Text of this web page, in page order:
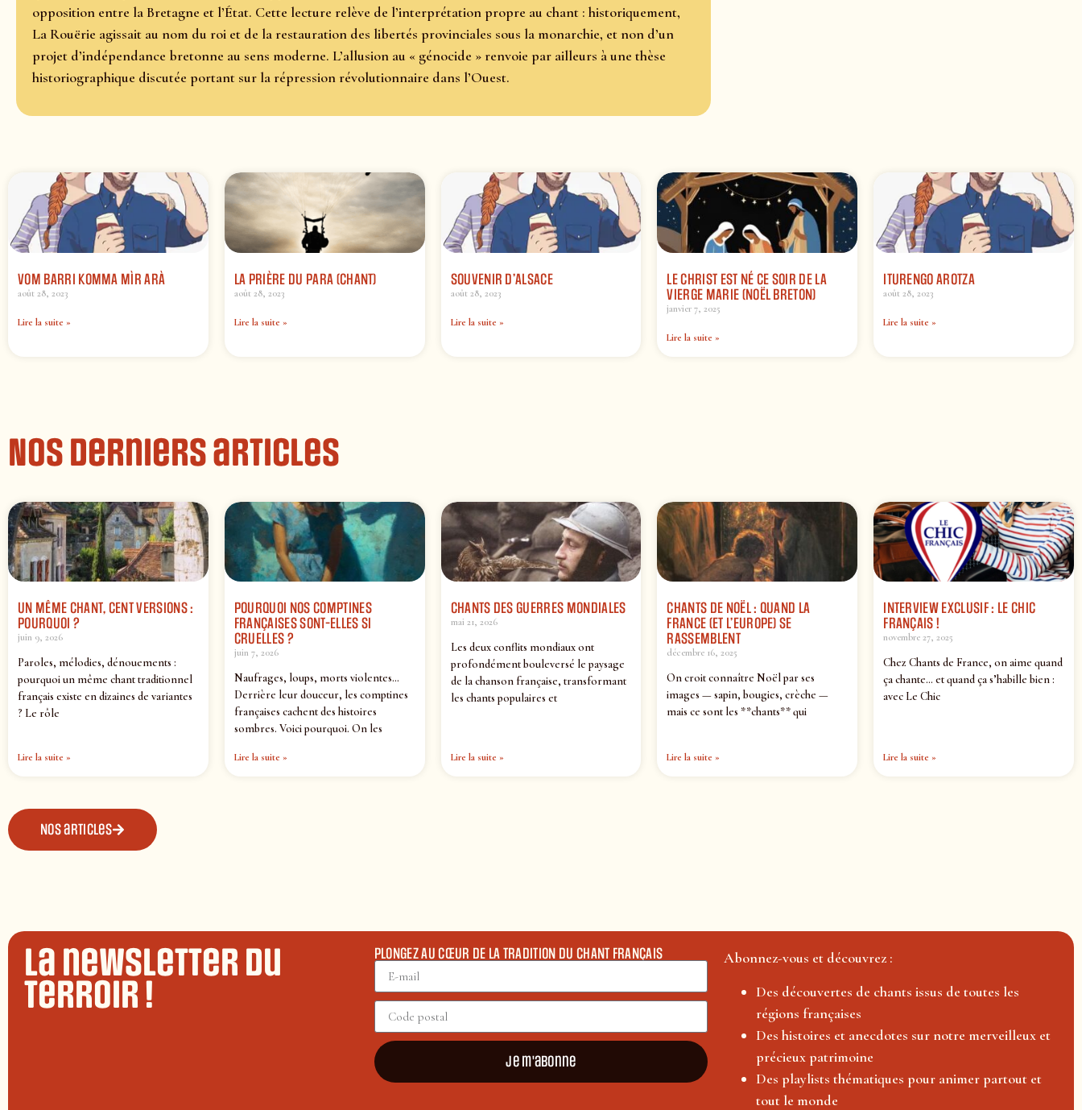
opposition entre la Bretagne et l’État. Cette lecture relève de l’interprétation propre au chant : historiquement,
La Rouërie agissait au nom du roi et de la restauration des libertés provinciales sous la monarchie, et non d’un
projet d’indépendance bretonne au sens moderne. L’allusion au « génocide » renvoie par ailleurs à une thèse
historiographique discutée portant sur la répression révolutionnaire dans l’Ouest.
VOM BARRI KOMMA MÌR ARÀ
août 28, 2023
Lire la suite »
LA PRIÈRE DU PARA (CHANT)
août 28, 2023
Lire la suite »
SOUVENIR D’ALSACE
août 28, 2023
Lire la suite »
LE CHRIST EST NÉ CE SOIR DE LA
VIERGE MARIE (NOËL BRETON)
janvier 7, 2025
Lire la suite »
ITURENGO AROTZA
août 28, 2023
Lire la suite »
Nos derniers articles
UN MÊME CHANT, CENT VERSIONS :
POURQUOI ?
juin 9, 2026
Paroles, mélodies, dénouements :
pourquoi un même chant traditionnel
français existe en dizaines de variantes
? Le rôle
Lire la suite »
POURQUOI NOS COMPTINES
FRANÇAISES SONT-ELLES SI
CRUELLES ?
juin 7, 2026
Naufrages, loups, morts violentes…
Derrière leur douceur, les comptines
françaises cachent des histoires
sombres. Voici pourquoi. On les
Lire la suite »
CHANTS DES GUERRES MONDIALES
mai 21, 2026
Les deux conflits mondiaux ont
profondément bouleversé le paysage
de la chanson française, transformant
les chants populaires et
Lire la suite »
CHANTS DE NOËL : QUAND LA
FRANCE (ET L’EUROPE) SE
RASSEMBLENT
décembre 16, 2025
On croit connaître Noël par ses
images — sapin, bougies, crèche —
mais ce sont les **chants** qui
Lire la suite »
INTERVIEW EXCLUSIF : LE CHIC
FRANÇAIS !
novembre 27, 2025
Chez Chants de France, on aime quand
ça chante… et quand ça s’habille bien :
avec Le Chic
Lire la suite »
Nos articles
La newsletter du
terroir !
PLONGEZ AU CŒUR DE LA TRADITION DU CHANT FRANÇAIS
Je m'abonne
Abonnez-vous et découvrez :
Des découvertes de chants issus de toutes les
régions françaises
Des histoires et anecdotes sur notre merveilleux et
précieux patrimoine
Des playlists thématiques pour animer partout et
tout le monde